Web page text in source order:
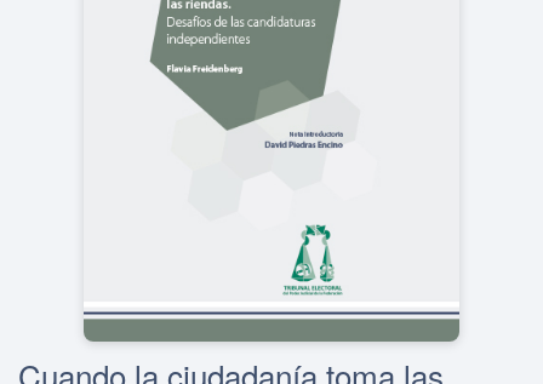
Cuando la ciudadanía toma las